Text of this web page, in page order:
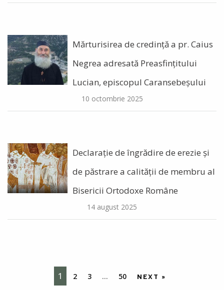
Mărturisirea de credință a pr. Caius
Negrea adresată Preasfințitului
Lucian, episcopul Caransebeșului
10 octombrie 2025
Declarație de îngrădire de erezie și
de păstrare a calității de membru al
Bisericii Ortodoxe Române
14 august 2025
1 2 3 … 50 NEXT »